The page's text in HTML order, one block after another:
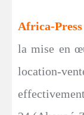
Africa-
la mise en
location-